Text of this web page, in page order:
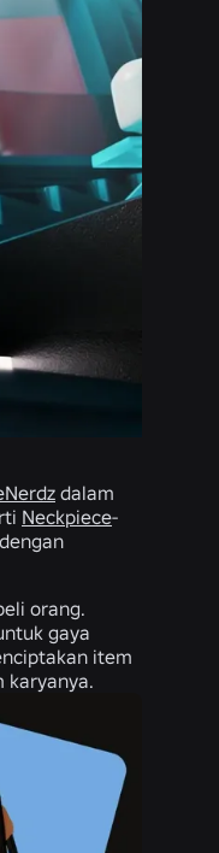
dalam
Neckpiece-
orang.
gaya
item
karyanya.